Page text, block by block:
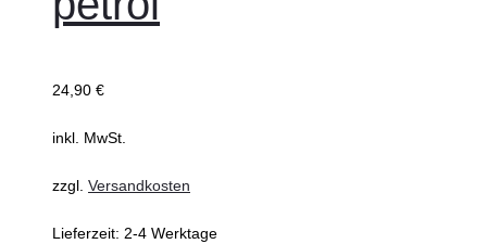
Die
der
werden
24,90 €
inkl. MwSt.
zzgl. Versandkosten
Lieferzeit: 2-4 Werktage